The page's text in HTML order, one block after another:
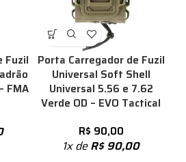
Fuzil
FMA
Porta Carregador de Fuzil
Universal Soft Shell
Universal 5.56 e 7.62
Verde OD – EVO Tactical
R$ 90,00
1x deR$90,00